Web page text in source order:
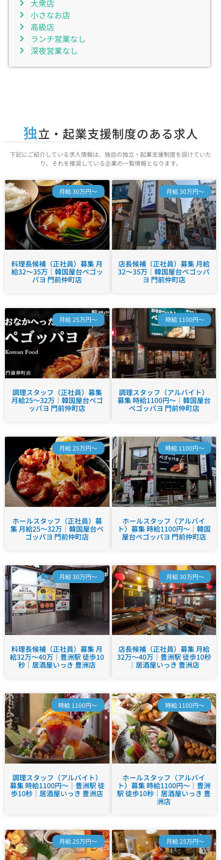
大衆店
小さなお店
高級店
ランチ営業なし
深夜営業なし
独立・起業支援制度のある求人
下記にご紹介している求人情報は、独自の独立・起業支援制度を設けていた
り、それを推奨している企業の一覧情報となります。
月給 30万円～
料理長候補（正社員）募集 月
給32～35万｜韓国屋台ペゴッ
パヨ 門前仲町店
月給 30万円～
店長候補（正社員）募集 月給
32～35万｜韓国屋台ペゴッパ
ヨ 門前仲町店
月給 25万円～
調理スタッフ（正社員）募集
月給25～32万｜韓国屋台ペゴ
ッパヨ 門前仲町店
時給 1100円～
調理スタッフ（アルバイト）
募集 時給1100円～｜韓国屋台
ペゴッパヨ 門前仲町店
月給 25万円～
ホールスタッフ（正社員）募
集 月給25～32万｜韓国屋台ペ
ゴッパヨ 門前仲町店
時給 1100円～
ホールスタッフ（アルバイ
ト）募集 時給1100円～｜韓国
屋台ペゴッパヨ 門前仲町店
月給 30万円～
料理長候補（正社員）募集 月
給32万～40万｜豊洲駅 徒歩10
秒｜居酒屋いっき 豊洲店
月給 30万円～
店長候補（正社員）募集 月給
32万～40万｜豊洲駅 徒歩10秒
｜居酒屋いっき 豊洲店
時給 1100円～
調理スタッフ（アルバイト）
募集 時給1100円～｜豊洲駅 徒
歩10秒｜居酒屋いっき 豊洲店
時給 1100円～
ホールスタッフ（アルバイ
ト）募集 時給1100円～｜豊洲
駅 徒歩10秒｜居酒屋いっき 豊
洲店
月給 25万円～ 月給 25万円～